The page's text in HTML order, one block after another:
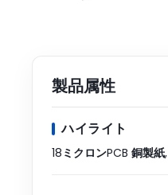
製品属性
ハイライト
18ミクロンPCB 銅製紙,